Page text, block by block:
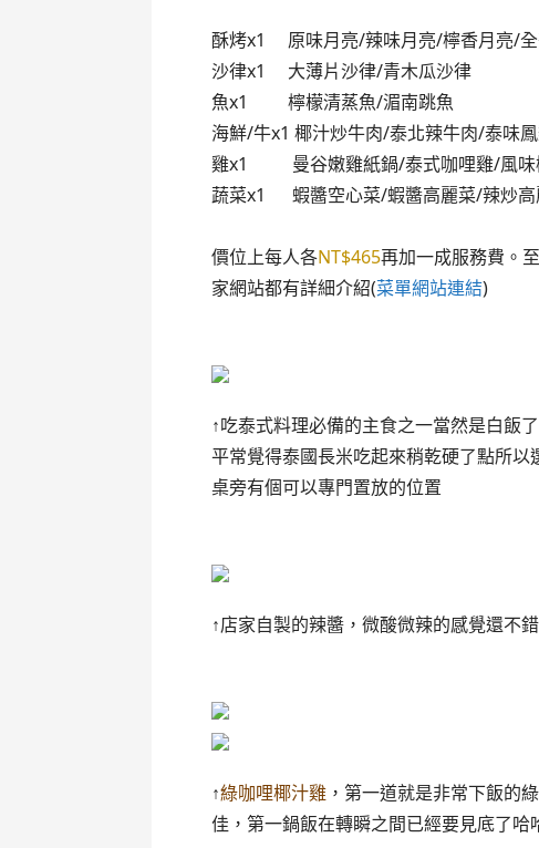
酥烤x1 原味月亮/辣味月亮/檸香月亮/
沙律x1 大薄片沙律/青木瓜沙律
魚x1 檸檬清蒸魚/湄南跳魚
海鮮/牛x1 椰汁炒牛肉/泰北辣牛肉/泰味
雞x1 曼谷嫩雞紙鍋/泰式咖哩雞/風
蔬菜x1 蝦醬空心菜/蝦醬高麗菜/辣炒高
價位上每人各NT$465再加一成服務費 。
家網站都有詳細介紹(菜單網站連結)
↑吃泰式料理必備的主食之一當然是白飯
平常覺得泰國長米吃起來稍乾硬了點所
桌旁有個可以專門置放的位置
↑店家自製的辣醬，微酸微辣的感覺還不錯
↑綠咖哩椰汁雞 ，第一道就是非常下飯的
佳，第一鍋飯在轉瞬之間已經要見底了哈